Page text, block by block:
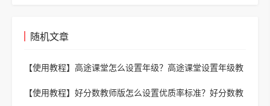
随机文章
【使用教程】 高途课堂怎么设置年级？高途课堂设置年级教
【使用教程】 好分数教师版怎么设置优质率标准？好分数教